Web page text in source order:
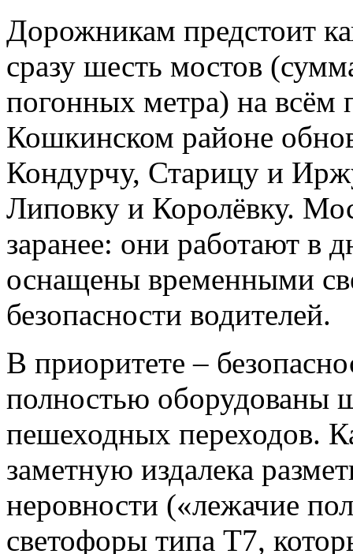
Дорожникам предстоит
сразу шесть мостов
погонных метра) на всём
Кошкинском районе
Кондурчу, Старицу и
Липовку и Королёвку.
заранее: они работают в
оснащены временными
безопасности водителей.
В приоритете –
полностью оборудованы
пешеходных переходов.
заметную издалека
неровности («лежачие
светофоры типа Т7,